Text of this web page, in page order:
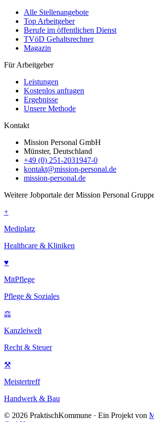
Alle Stellenangebote
Top Arbeitgeber
Berufe im öffentlichen Dienst
TVöD Gehaltsrechner
Magazin
Für Arbeitgeber
Leistungen
Kostenlos anfragen
Ergebnisse
Unsere Methode
Kontakt
Mission Personal GmbH
Münster, Deutschland
+49 (0) 251-2031947-0
kontakt@mission-personal.de
mission-personal.de
Weitere Jobportale der Mission Personal
+
Mediplatz
Healthcare & Kliniken
♥
MitPflege
Pflege & Soziales
⚖
Kanzleiwelt
Recht & Steuer
⚒
Meistertreff
Handwerk & Bau
© 2026 PraktischKommune · Ein Projekt von